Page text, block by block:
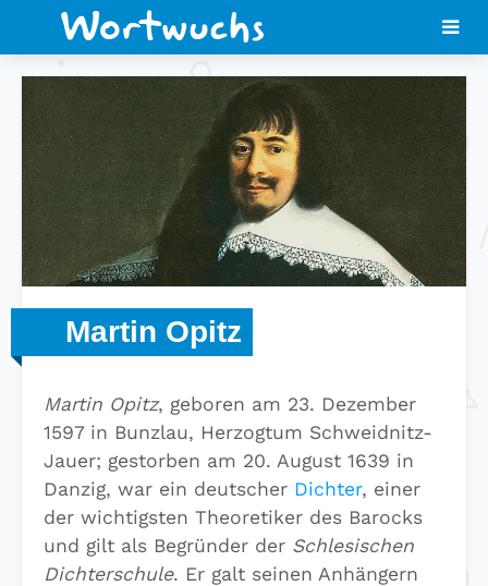
Martin Opitz
Martin Opitz, geboren am 23. Dezember
1597 in Bunzlau, Herzogtum Schweidnitz-
Jauer; gestorben am 20. August 1639 in
Danzig, war ein deutscher Dichter, einer
der wichtigsten Theoretiker des Barocks
und gilt als Begründer der Schlesischen
Dichterschule. Er galt seinen Anhängern